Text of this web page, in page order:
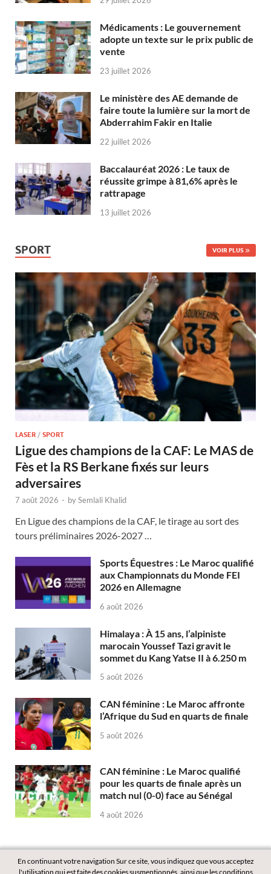
Médicaments : Le gouvernement
adopte un texte sur le prix public de
vente
23 juillet 2026
Le ministère des AE demande de
faire toute la lumière sur la mort de
Abderrahim Fakir en Italie
22 juillet 2026
Baccalauréat 2026 : Le taux de
réussite grimpe à 81,6% après le
rattrapage
13 juillet 2026
SPORT VOIR PLUS
LASER / SPORT
Ligue des champions de la CAF: Le MAS de
Fès et la RS Berkane fixés sur leurs
adversaires
7 août 2026 - bySemlali Khalid
En Ligue des champions de la CAF, le tirage au sort des
tours préliminaires 2026-2027 …
Sports Équestres : Le Maroc qualifié
aux Championnats du Monde FEI
2026 en Allemagne
6 août 2026
Himalaya : À 15 ans, l’alpiniste
marocain Youssef Tazi gravit le
sommet du Kang Yatse II à 6.250 m
5 août 2026
CAN féminine : Le Maroc affronte
l’Afrique du Sud en quarts de finale
5 août 2026
CAN féminine : Le Maroc qualifié
pour les quarts de finale après un
match nul (0-0) face au Sénégal
4 août 2026
En continuant votre navigation Sur ce site, vous indiquez que vous acceptez
l'utilisation qui est faite des cookies susmentionnés, ainsi que les conditions